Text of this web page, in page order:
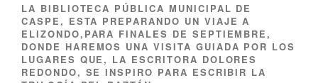
LA BIBLIOTECA PÚBLICA MUNICIPAL DE
CASPE, ESTA PREPARANDO UN VIAJE A
ELIZONDO,PARA FINALES DE SEPTIEMBRE,
DONDE HAREMOS UNA VISITA GUIADA POR LOS
LUGARES QUE, LA ESCRITORA DOLORES
REDONDO, SE INSPIRO PARA ESCRIBIR LA